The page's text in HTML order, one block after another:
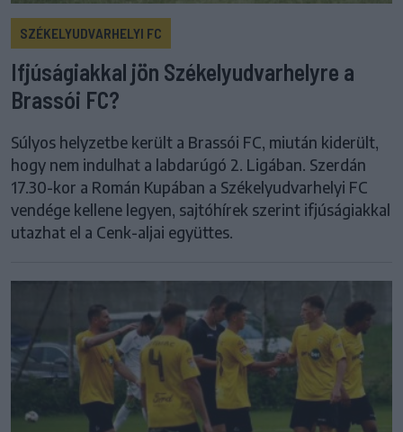
SZÉKELYUDVARHELYI FC
Ifjúságiakkal jön Székelyudvarhelyre a
Brassói FC?
Súlyos helyzetbe került a Brassói FC, miután kiderült,
hogy nem indulhat a labdarúgó 2. Ligában. Szerdán
17.30-kor a Román Kupában a Székelyudvarhelyi FC
vendége kellene legyen, sajtóhírek szerint ifjúságiakkal
utazhat el a Cenk-aljai együttes.